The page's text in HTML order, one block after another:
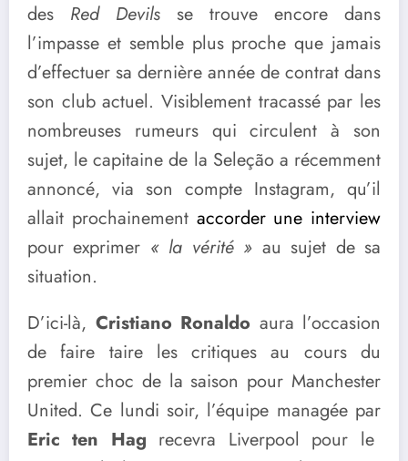
des Red Devils se trouve encore dans
l’impasse et semble plus proche que jamais
d’effectuer sa dernière année de contrat dans
son club actuel. Visiblement tracassé par les
nombreuses rumeurs qui circulent à son
sujet, le capitaine de la Seleção a récemment
annoncé, via son compte Instagram, qu’il
allait prochainement accorder une interview
pour exprimer « la vérité » au sujet de sa
situation.
D’ici-là, Cristiano Ronaldo aura l’occasion
de faire taire les critiques au cours du
premier choc de la saison pour Manchester
United. Ce lundi soir, l’équipe managée par
Eric ten Hag recevra Liverpool pour le